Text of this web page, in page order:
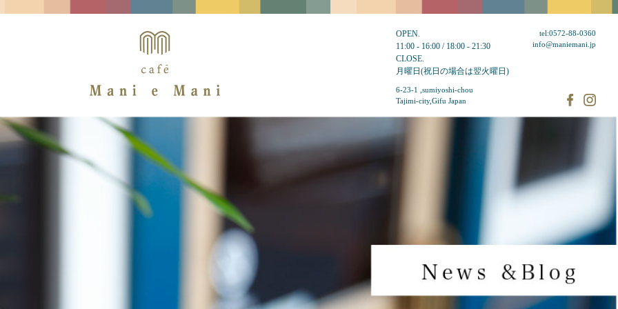
OPEN.
11:00 - 16:00 / 18:00 - 21:30
CLOSE.
月曜日(祝日の場合は翌火曜日)
6-23-1 ,sumiyoshi-chou
Tajimi-city,Gifu Japan
tel:0572-88-0360
info@maniemani.jp